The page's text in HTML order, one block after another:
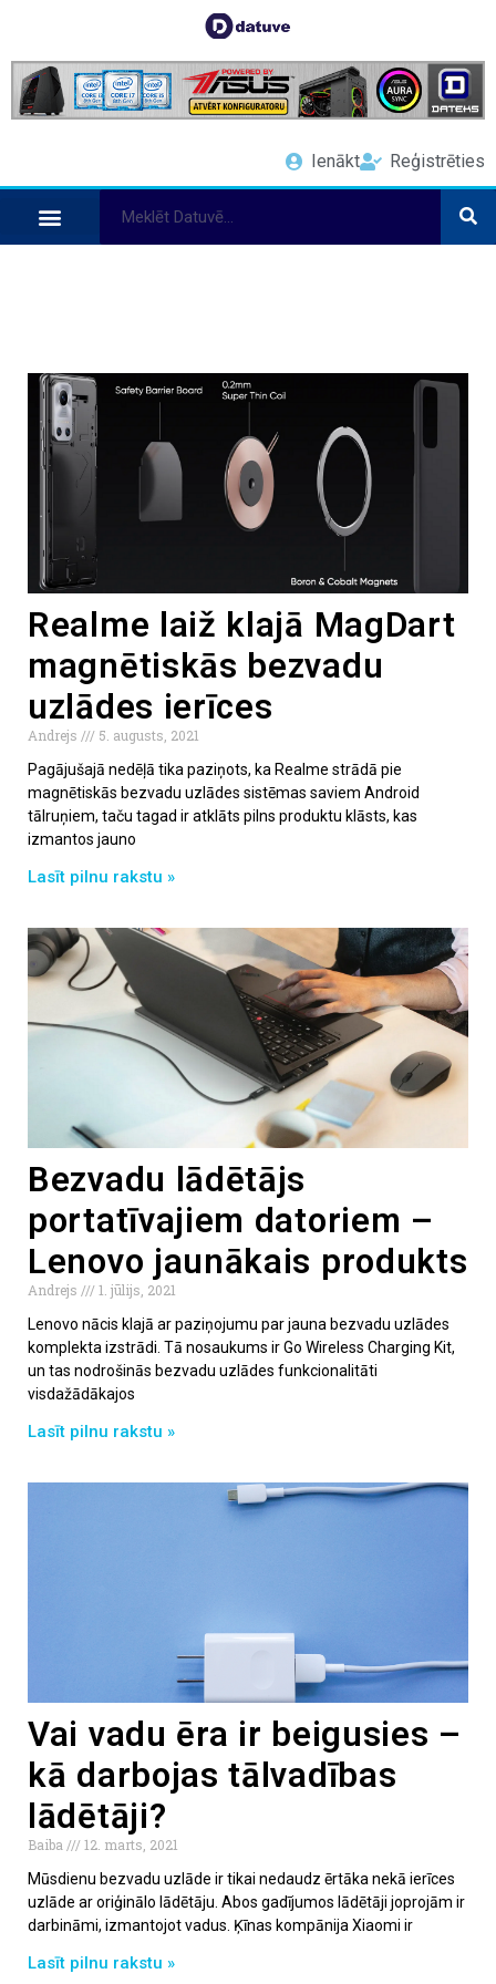
Ienākt Reģistrēties
Realme laiž klajā MagDart
magnētiskās bezvadu
uzlādes ierīces
Andrejs
5. augusts, 2021
Pagājušajā nedēļā tika paziņots, ka Realme strādā pie
magnētiskās bezvadu uzlādes sistēmas saviem Android
tālruņiem, taču tagad ir atklāts pilns produktu klāsts, kas
izmantos jauno
Lasīt pilnu rakstu »
Bezvadu lādētājs
portatīvajiem datoriem –
Lenovo jaunākais produkts
Andrejs
1. jūlijs, 2021
Lenovo nācis klajā ar paziņojumu par jauna bezvadu uzlādes
komplekta izstrādi. Tā nosaukums ir Go Wireless Charging Kit,
un tas nodrošinās bezvadu uzlādes funkcionalitāti
visdažādākajos
Lasīt pilnu rakstu »
Vai vadu ēra ir beigusies –
kā darbojas tālvadības
lādētāji?
Baiba
12. marts, 2021
Mūsdienu bezvadu uzlāde ir tikai nedaudz ērtāka nekā ierīces
uzlāde ar oriģinālo lādētāju. Abos gadījumos lādētāji joprojām ir
darbināmi, izmantojot vadus. Ķīnas kompānija Xiaomi ir
Lasīt pilnu rakstu »